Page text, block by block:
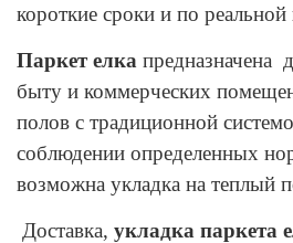
короткие сроки и по реальной
Паркет елка предназначена
быту и коммерческих
полов с традиционной
соблюдении определенных
возможна укладка на теплый
Доставка, укладка паркета